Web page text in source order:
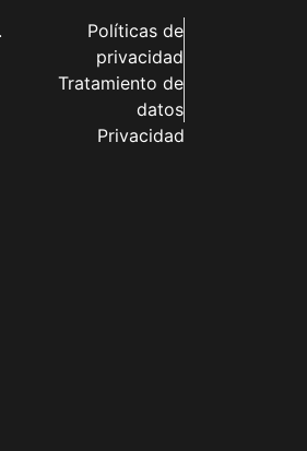
Políticas de
privacidad
Tratamiento de
datos
Privacidad